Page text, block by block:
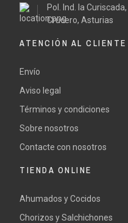
Pol. Ind. la
Crucero, Asturias
ATENCIÓN AL CLIENTE
Envío
Aviso legal
Términos y condiciones
Sobre nosotros
Contacte con nosotros
TIENDA ONLINE
Ahumados y Cocidos
Chorizos y Salchichones